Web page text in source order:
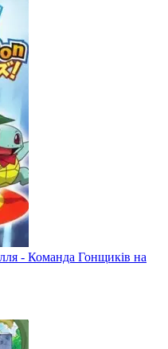
- Команда Гонщиків на